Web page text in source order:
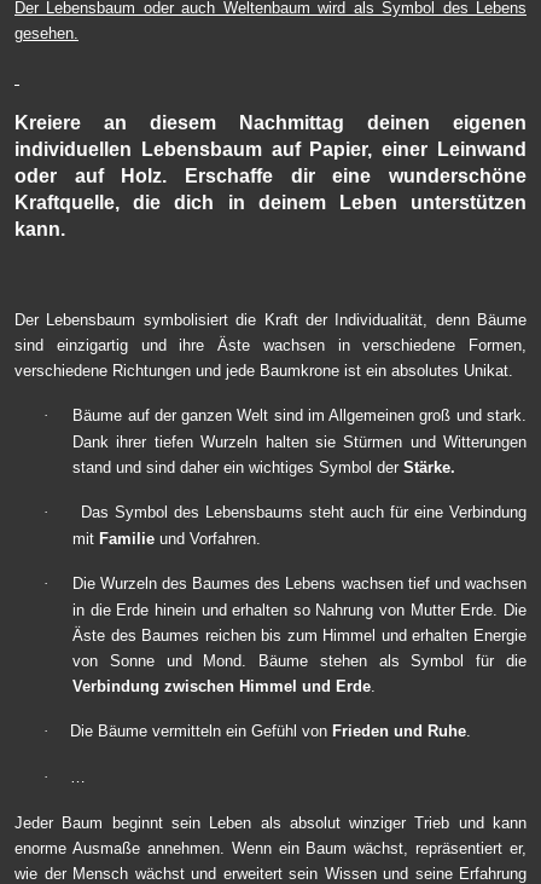
Der Lebensbaum oder auch Weltenbaum wird als Symbol des Lebens
gesehen.
Kreiere an diesem Nachmittag deinen eigenen
individuellen Lebensbaum auf Papier, einer Leinwand
oder auf Holz. Erschaffe dir eine wunderschöne
Kraftquelle, die dich in deinem Leben unterstützen
kann.
Der Lebensbaum symbolisiert die Kraft der Individualität, denn Bäume
sind einzigartig und ihre Äste wachsen in verschiedene Formen,
verschiedene Richtungen und jede Baumkrone ist ein absolutes Unikat.
·
Bäume auf der ganzen Welt sind im Allgemeinen groß und stark.
Dank ihrer tiefen Wurzeln halten sie Stürmen und Witterungen
stand und sind daher ein wichtiges Symbol der Stärke.
·
Das Symbol des Lebensbaums steht auch für eine Verbindung
mit Familie und Vorfahren.
·
Die Wurzeln des Baumes des Lebens wachsen tief und wachsen
in die Erde hinein und erhalten so Nahrung von Mutter Erde. Die
Äste des Baumes reichen bis zum Himmel und erhalten Energie
von Sonne und Mond. Bäume stehen als Symbol für die
Verbindung zwischen Himmel und Erde
· Die Bäume vermitteln ein Gefühl von Frieden und Ruhe
·
Jeder Baum beginnt sein Leben als absolut winziger Trieb und kann
enorme Ausmaße annehmen. Wenn ein Baum wächst, repräsentiert er,
wie der Mensch wächst und erweitert sein Wissen und seine Erfahrung